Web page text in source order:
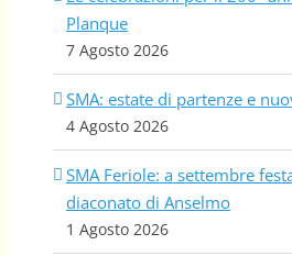
Planque
7 Agosto 2026
SMA: estate di partenze e
4 Agosto 2026
SMA Feriole: a settembre
diaconato di Anselmo
1 Agosto 2026